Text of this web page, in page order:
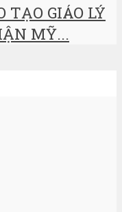
TẠO GIÁO LÝ
MỸ...